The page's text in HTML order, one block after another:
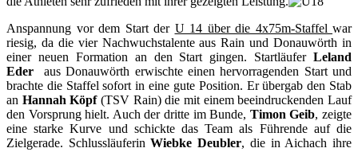
Anspannung vor dem Start der U 14 über die 4x75m-Staffel war
riesig, da die vier Nachwuchstalente aus Rain und Donauwörth in
einer neuen Formation an den Start gingen. Startläufer Leland
Eder
aus Donauwörth erwischte einen hervorragenden Start und
brachte die Staffel sofort in eine gute Position. Er übergab den Stab
an Hannah Köpf(TSV Rain) die mit einem beeindruckenden Lauf
den Vorsprung hielt. Auch der dritte im Bunde, Timon Geib, zeigte
eine starke Kurve und schickte das Team als Führende auf die
Zielgerade. SchlussläuferinWiebke Deubler, die in Aichach ihre